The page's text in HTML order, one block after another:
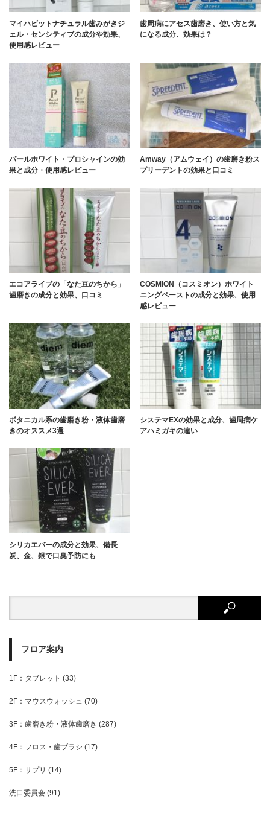
マイハビットナチュラル歯みがきジ
ェル・センシティブの成分や効果、
使用感レビュー
歯周病にアセス歯磨き、使い方と気
になる成分、効果は？
パールホワイト・プロシャインの効
果と成分・使用感レビュー
Amway（アムウェイ）の歯磨き粉ス
プリーデントの効果と口コミ
エコアライブの「なた豆のちから」
歯磨きの成分と効果、口コミ
COSMION（コスミオン）ホワイト
ニングペーストの成分と効果、使用
感レビュー
ボタニカル系の歯磨き粉・液体歯磨
きのオススメ3選
システマEXの効果と成分、歯周病ケ
アハミガキの違い
シリカエバーの成分と効果、備長
炭、金、銀で口臭予防にも
フロア案内
1F：タブレット (33)
2F：マウスウォッシュ (70)
3F：歯磨き粉・液体歯磨き (287)
4F：フロス・歯ブラシ (17)
5F：サプリ (14)
洗口委員会 (91)